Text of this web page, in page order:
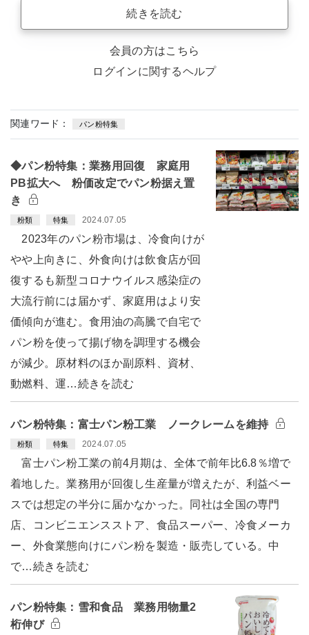
続きを読む
会員の方はこちら
ログインに関するヘルプ
関連ワード： パン粉特集
◆パン粉特集：業務用回復 家庭用
PB拡大へ 粉価改定でパン粉据え置
き
粉類 特集 2024.07.05
2023年のパン粉市場は、冷食向けが
やや上向きに、外食向けは飲食店が回
復するも新型コロナウイルス感染症の
大流行前には届かず、家庭用はより安
価傾向が進む。食用油の高騰で自宅で
パン粉を使って揚げ物を調理する機会
が減少。原材料のほか副原料、資材、
動燃料、運…続きを読む
パン粉特集：富士パン粉工業 ノークレームを維持
粉類 特集 2024.07.05
富士パン粉工業の前4月期は、全体で前年比6.8％増で
着地した。業務用が回復し生産量が増えたが、利益ベー
スでは想定の半分に届かなかった。同社は全国の専門
店、コンビニエンスストア、食品スーパー、冷食メーカ
ー、外食業態向けにパン粉を製造・販売している。中
で…続きを読む
パン粉特集：雪和食品 業務用物量2
桁伸び